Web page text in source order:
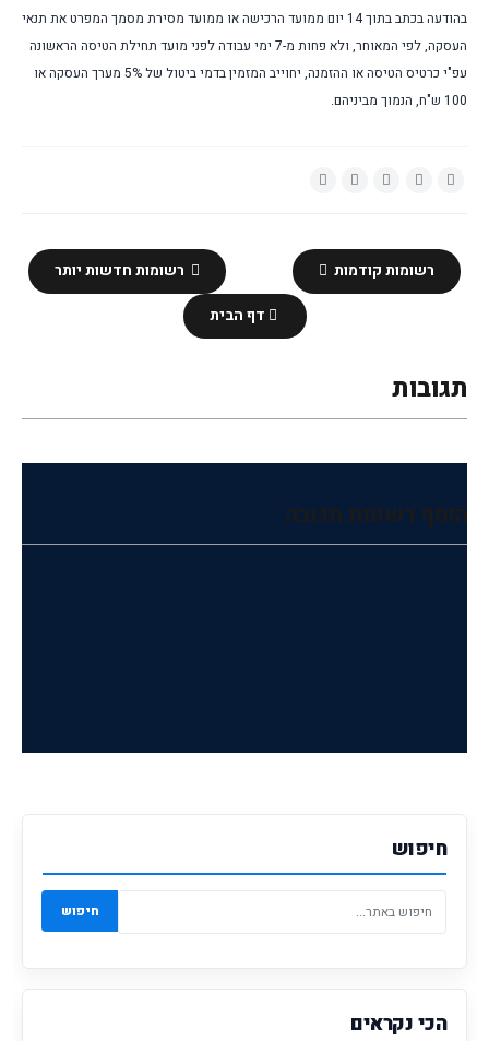
100 ש"ח, הנמוך מביניהם.
רשומות חדשות יותר רשומות קודמות
דף הבית
תגובות
הוסף רשומת תגובה
חיפוש
חיפוש
הכי נקראים